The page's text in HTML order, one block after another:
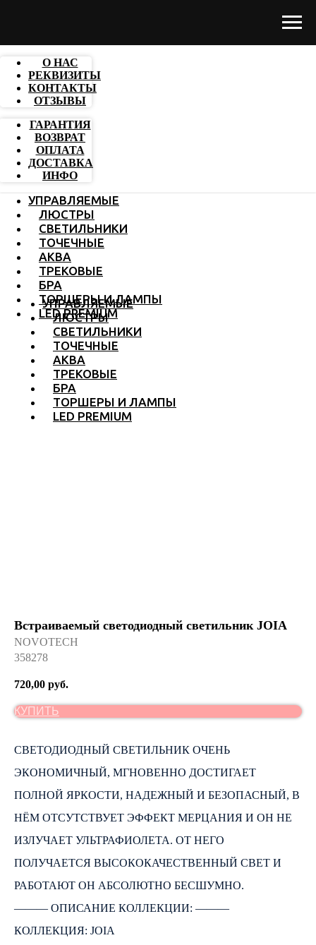
О НАС
РЕКВИЗИТЫ
КОНТАКТЫ
ОТЗЫВЫ
ГАРАНТИЯ
ВОЗВРАТ
ОПЛАТА
ДОСТАВКА
ИНФО
УПРАВЛЯЕМЫЕ
ЛЮСТРЫ
СВЕТИЛЬНИКИ
ТОЧЕЧНЫЕ
АКВА
ТРЕКОВЫЕ
БРА
ТОРШЕРЫ И ЛАМПЫ
LED PREMIUM
УПРАВЛЯЕМЫЕ
ЛЮСТРЫ
СВЕТИЛЬНИКИ
ТОЧЕЧНЫЕ
АКВА
ТРЕКОВЫЕ
БРА
ТОРШЕРЫ И ЛАМПЫ
LED PREMIUM
Встраиваемый светодиодный светильник JOIA
NOVOTECH
358278
720,00 руб.
КУПИТЬ
СВЕТОДИОДНЫЙ СВЕТИЛЬНИК ОЧЕНЬ
ЭКОНОМИЧНЫЙ, МГНОВЕННО ДОСТИГАЕТ
ПОЛНОЙ ЯРКОСТИ, НАДЕЖНЫЙ И БЕЗОПАСНЫЙ, В
НЁМ ОТСУТСТВУЕТ ЭФФЕКТ МЕРЦАНИЯ И ОН НЕ
ИЗЛУЧАЕТ УЛЬТРАФИОЛЕТА. ОТ НЕГО
ПОЛУЧАЕТСЯ ВЫСОКОКАЧЕСТВЕННЫЙ СВЕТ И
РАБОТАЮТ ОН АБСОЛЮТНО БЕСШУМНО.
――― ОПИСАНИЕ КОЛЛЕКЦИИ: ―――
КОЛЛЕКЦИЯ: JOIA